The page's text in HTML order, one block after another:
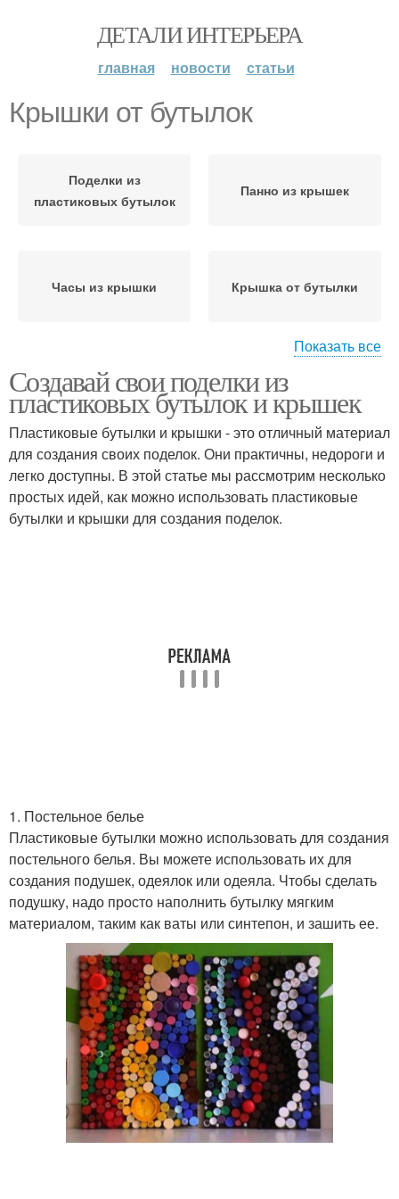
ДЕТАЛИ ИНТЕРЬЕРА
главная новости статьи
Крышки от бутылок
Поделки из
пластиковых бутылок
Панно из крышек
Часы из крышки Крышка от бутылки
Руки из пластиковой
бутылки
бутылки
Работы с
пластиковыми
крышками
Мышка из пластиковых
крышек
Мебель из пластиковых
крышек
Поделки из
пластиковых крышек
Бутылки для кухни Бутылки в школу
Бутылки для детей
Машинка из
пластиковой бутылки
Огород из пластиковых
Игрушки из
Показать все
Создавай свои поделки из
пластиковых бутылок и крышек
Пластиковые бутылки и крышки - это отличный материал
для создания своих поделок. Они практичны, недороги и
легко доступны. В этой статье мы рассмотрим несколько
простых идей, как можно использовать пластиковые
бутылки и крышки для создания поделок.
1. Постельное белье
Пластиковые бутылки можно использовать для создания
постельного белья. Вы можете использовать их для
создания подушек, одеялок или одеяла. Чтобы сделать
подушку, надо просто наполнить бутылку мягким
материалом, таким как ваты или синтепон, и зашить ее.